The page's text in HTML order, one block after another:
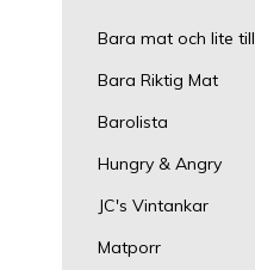
Bara mat och lite till
Bara Riktig Mat
Barolista
Hungry & Angry
JC's Vintankar
Matporr